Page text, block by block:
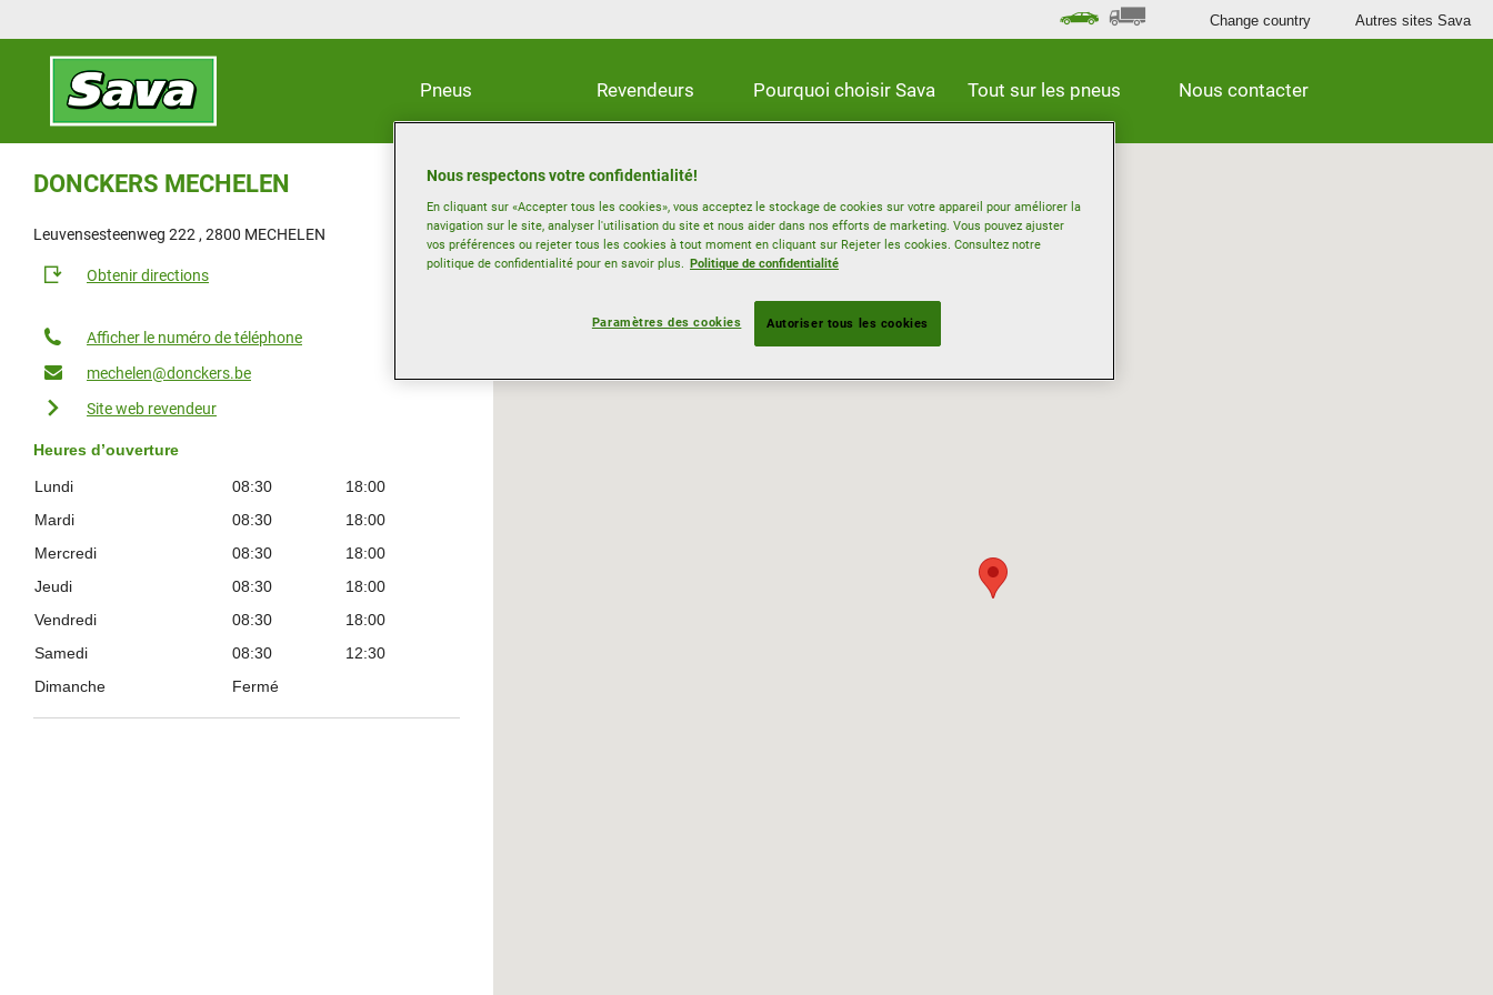
Pneus Revendeurs Pourquoi choisir Sava Tout sur les pneus Nous contacter
Change country Autres sites Sava
DONCKERS MECHELEN
Leuvensesteenweg 222 , 2800 MECHELEN
Obtenir directions
Afficher le numéro de téléphone
mechelen@donckers.be
Site web revendeur
Heures d’ouverture
Lundi 08:30
18:00
Mardi
08:30
18:00
Mercredi
08:30
18:00
Jeudi
08:30
18:00
Vendredi
08:30
18:00
Samedi
08:30
12:30
Dimanche
Fermé
Nous respectons votre confidentialité!
En cliquant sur «Accepter tous les cookies», vous acceptez le stockage de cookies sur votre appareil pour améliorer la
navigation sur le site, analyser l'utilisation du site et nous aider dans nos efforts de marketing. Vous pouvez ajuster
vos préférences ou rejeter tous les cookies à tout moment en cliquant sur Rejeter les cookies. Consultez notre
politique de confidentialité pour en savoir plus. Politique de confidentialité
Paramètres des cookies Autoriser tous les cookies